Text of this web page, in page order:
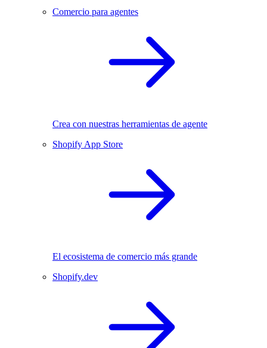
Comercio para agentes
Crea con nuestras herramientas de agente
Shopify App Store
El ecosistema de comercio más grande
Shopify.dev